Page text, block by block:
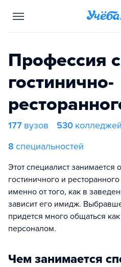
Профессия
гостинично-
177 вузов 530 колледжей
8 специальностей
Этот специалист занимается
гостиничного и
именно от того, как в
зависит его имидж.
придется много общаться
персоналом.
Чем занимается